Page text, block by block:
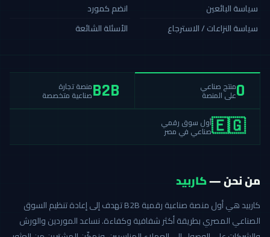
سياسة البائعين
سياسة النزاعات / الاسترجاع
انضم كمورد
الأسئلة الشائعة
0منتج صناعي
على المنصة B2Bمنصة تجارة
صناعية متخصصة
🇪🇬أول سوق رقمي
صناعي في مصر
من نحن —كاربيد
كاربيد هي أول منصة صناعية رقمية B2B تهدف إلى إعادة تنظيم السوق
الصناعي المصري بطريقة أكثر شفافية وكفاءة. نساعد الموردين والورش